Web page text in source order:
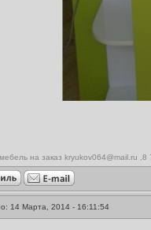
на заказ kryukov064@mail.ru
14 Марта, 2014 - 16:11:54